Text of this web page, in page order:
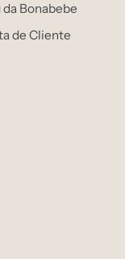
da Bonabebe
de Cliente